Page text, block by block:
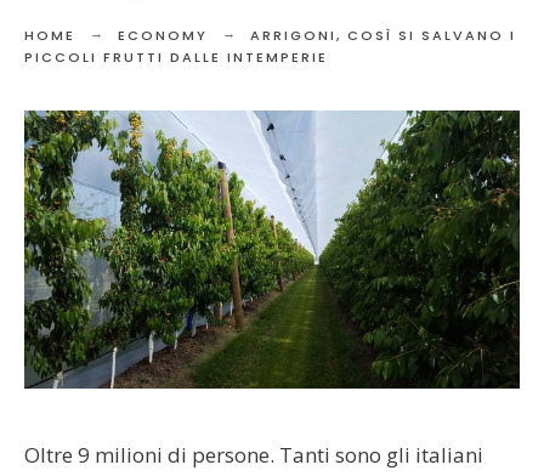
HOME ECONOMY
ARRIGONI, COSÌ SI SALVANO I
PICCOLI FRUTTI DALLE INTEMPERIE
Oltre 9 milioni di persone. Tanti sono gli italiani